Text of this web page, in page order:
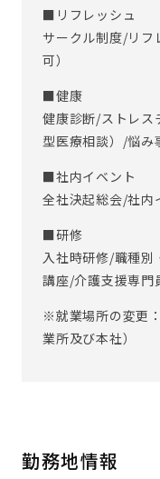
■リフレッシュ
サークル制度/リフ
可）
■健康
健康診断/ストレ
型医療相談）/悩み
■社内イベント
全社決起総会/社内
■研修
入社時研修/職種別
講座/介護支援専門
※就業場所の変更
業所及び本社）
勤務地情報